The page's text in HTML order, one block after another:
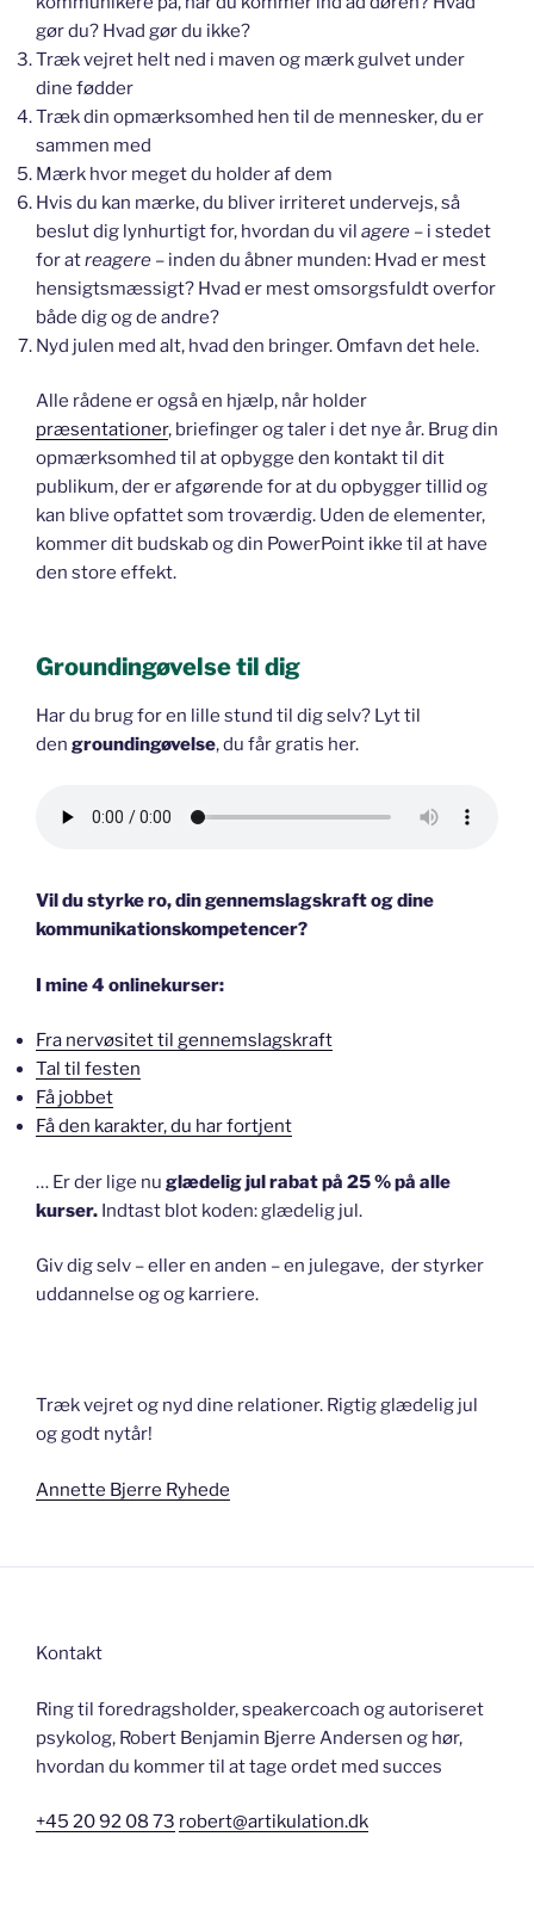
gør du? Hvad gør du ikke?
Træk vejret helt ned i maven og mærk gulvet under
dine fødder
Træk din opmærksomhed hen til de mennesker, du er
sammen med
Mærk hvor meget du holder af dem
Hvis du kan mærke, du bliver irriteret undervejs, så
beslut dig lynhurtigt for, hvordan du vil agere – i stedet
for atreagere – inden du åbner munden: Hvad er mest
hensigtsmæssigt? Hvad er mest omsorgsfuldt overfor
både dig og de andre?
Nyd julen med alt, hvad den bringer. Omfavn det hele.
Alle rådene er også en hjælp, når holder
præsentationer, briefinger og taler i det nye år. Brug din
opmærksomhed til at opbygge den kontakt til dit
publikum, der er afgørende for at du opbygger tillid og
kan blive opfattet som troværdig. Uden de elementer,
kommer dit budskab og din PowerPoint ikke til at have
den store effekt.
Groundingøvelse til dig
Har du brug for en lille stund til dig selv? Lyt til
den groundingøvelse, du får gratis her.
Vil du styrke ro, din gennemslagskraft og dine
kommunikationskompetencer?
I mine 4 onlinekurser:
Fra nervøsitet til gennemslagskraft
Tal til festen
Få jobbet
Få den karakter, du har fortjent
… Er der lige nu glædelig jul rabat på 25 % på alle
kurser. Indtast blot koden: glædelig jul.
Giv dig selv – eller en anden – en julegave, der styrker
uddannelse og og karriere.
Træk vejret og nyd dine relationer. Rigtig glædelig jul
og godt nytår!
Annette Bjerre Ryhede
Kontakt
Ring til foredragsholder, speakercoach og autoriseret
psykolog, Robert Benjamin Bjerre Andersen og hør,
hvordan du kommer til at tage ordet med succes
+45 20 92 08 73 robert@artikulation.dk